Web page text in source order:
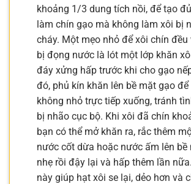
khoảng 1/3 dung tích nồi, để tạo
làm chín gạo mà không làm xôi bị
cháy. Một mẹo nhỏ để xôi chín đều
bị đọng nước là lót một lớp khăn
đáy xửng hấp trước khi cho gạo
đó, phủ kín khăn lên bề mặt gạo
không nhỏ trực tiếp xuống, tránh
bị nhão cục bộ. Khi xôi đã chín
bạn có thể mở khăn ra, rắc thêm
nước cốt dừa hoặc nước ấm lên bề
nhẹ rồi đậy lại và hấp thêm lần
này giúp hạt xôi se lại, dẻo hơn và